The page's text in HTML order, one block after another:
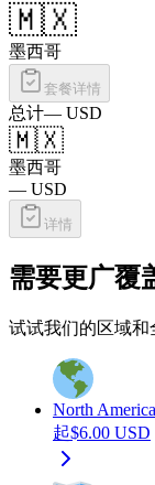
🇲🇽
墨西哥
套餐详情
总计— USD
🇲🇽
墨西哥
— USD
详情
需要更广覆
试试我们的区域和
North America
起$6.00 USD